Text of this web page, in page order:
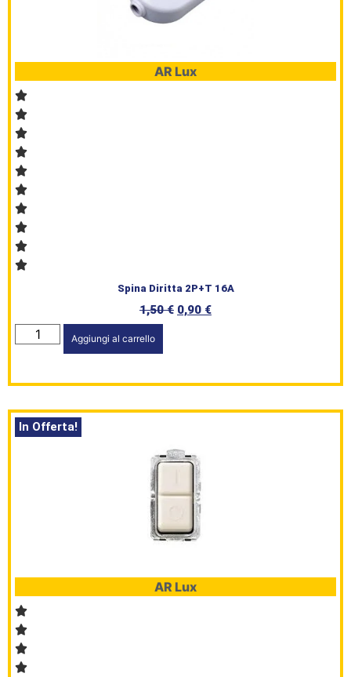
AR Lux
Spina Diritta 2P+T 16A
1,50€ 0,90 €
Aggiungi al carrello
In Offerta!
AR Lux